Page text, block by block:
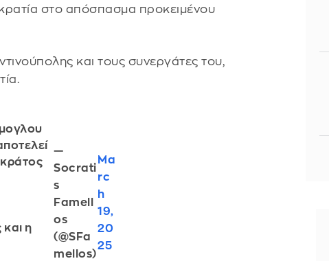
στο απόσπασμα προκειμένου
και τους συνεργάτες του,
η
—
Socrati
s
Famell
os
(@SFa
mellos)
Ma
rc
h
19,
20
25